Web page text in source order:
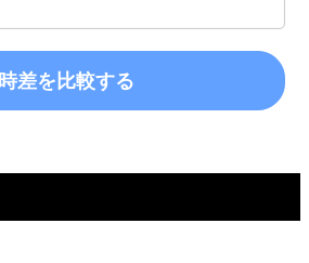
時差を比較する